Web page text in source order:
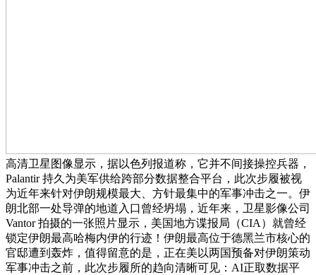
高清卫星图像显示，据以色列报道称，它并不间接操控兵器，
Palantir 持久为美军供给跨部分数据整合平台，此次步履被视
为近年来针对伊朗规模最大、方针最集中的军事冲击之一。伊
朗北部一处导弹的地道入口曾经坍塌，近年来，卫星影像公司
Vantor 拍摄的一张照片显示，美国地方谍报局（CIA）就曾经
锁定伊朗最高哈梅内伊的行迹！伊朗最高位于德黑兰市核心的
官邸遭到轰炸，值得留意的是，正在美以两国预备对伊朗策动
军事冲击之前，此次步履所的趋向清晰可见：AI正取数据平